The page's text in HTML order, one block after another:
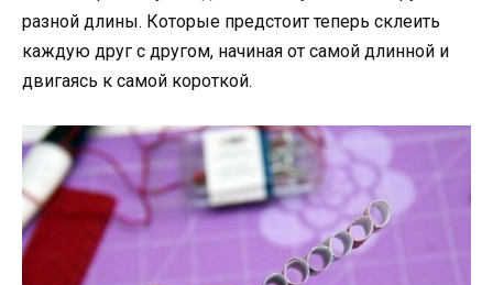
разной длины. Которые предстоит теперь склеить
каждую друг с другом, начиная от самой длинной и
двигаясь к самой короткой.